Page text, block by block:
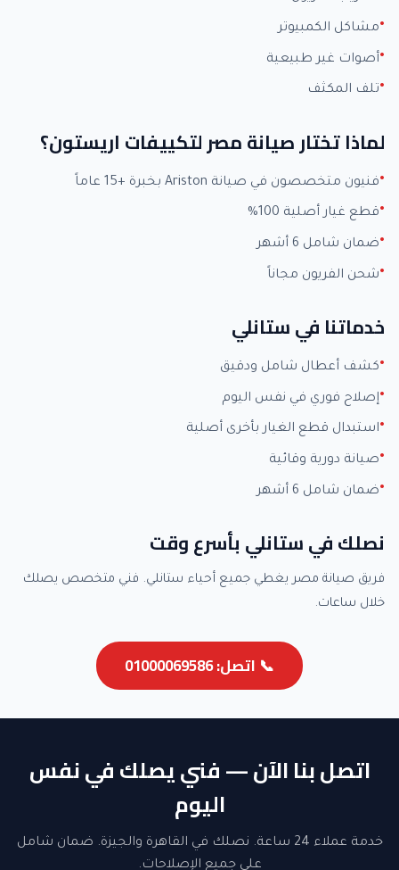
مشاكل الكمبيوتر
أصوات غير طبيعية
تلف المكثف
لماذا تختار صيانة مصر لتكييفات اريستون؟
فنيون متخصصون في صيانة Ariston بخبرة +15 عاماً
قطع غيار أصلية 100%
ضمان شامل 6 أشهر
شحن الفريون مجاناً
خدماتنا في ستانلي
كشف أعطال شامل ودقيق
إصلاح فوري في نفس اليوم
استبدال قطع الغيار بأخرى أصلية
صيانة دورية وقائية
ضمان شامل 6 أشهر
نصلك في ستانلي بأسرع وقت
فريق صيانة مصر يغطي جميع أحياء ستانلي. فني متخصص يصلك
خلال ساعات.
📞 اتصل: 01000069586
اتصل بنا الآن — فني يصلك في نفس
اليوم
خدمة عملاء 24 ساعة. نصلك في القاهرة والجيزة. ضمان شامل
على جميع الإصلاحات.